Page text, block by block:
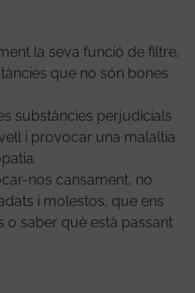
la seva funció de filtre,
que no són bones
substàncies perjudicials
i provocar una malaltia
nos cansament, no
i molestos, que ens
o saber què està passant